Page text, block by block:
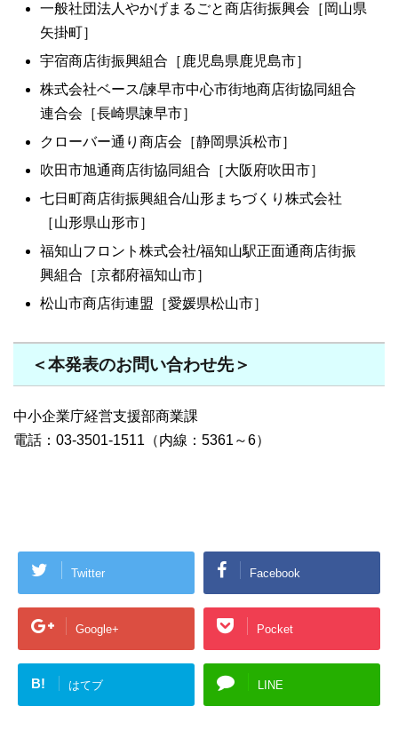
⼀般社団法⼈やかげまるごと商店街振興会［岡山県
矢掛町］
宇宿商店街振興組合［鹿児島県鹿児島市］
株式会社ベース/諫早市中心市街地商店街協同組合
連合会［長崎県諫早市］
クローバー通り商店会［静岡県浜松市］
吹⽥市旭通商店街協同組合［大阪府吹田市］
七⽇町商店街振興組合/山形まちづくり株式会社
［山形県山形市］
福知⼭フロント株式会社/福知⼭駅正⾯通商店街振
興組合［京都府福知山市］
松⼭市商店街連盟［愛媛県松山市］
＜本発表のお問い合わせ先＞
中小企業庁経営支援部商業課
電話：03-3501-1511（内線：5361～6）
Twitter Facebook
Google+ Pocket
B! はてブ LINE